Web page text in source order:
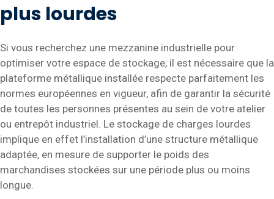
plus lourdes
Si vous recherchez une mezzanine industrielle pour
optimiser votre espace de stockage, il est nécessaire que la
plateforme métallique installée respecte parfaitement les
normes européennes en vigueur, afin de garantir la sécurité
de toutes les personnes présentes au sein de votre atelier
ou entrepôt industriel. Le stockage de charges lourdes
implique en effet l’installation d’une structure métallique
adaptée, en mesure de supporter le poids des
marchandises stockées sur une période plus ou moins
longue.